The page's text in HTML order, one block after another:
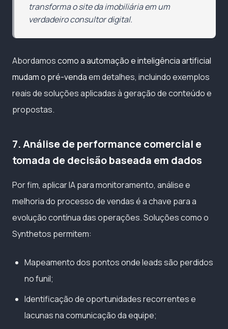
transforma o site da imobiliária em um
verdadeiro consultor digital.
Abordamoscomo a automação e inteligência artificial
mudam o pré-vendaem detalhes, incluindo exemplos
reais de soluções aplicadas à geração de conteúdo e
propostas.
7. Análise de performance comercial e
tomada de decisão baseada em dados
Por fim, aplicar IA para monitoramento, análise e
melhoria do processo de vendas é a chave para a
evolução contínua das operações. Soluções como o
Synthetos permitem:
Mapeamento dos pontos onde leads são perdidos
no funil;
Identificação de oportunidades recorrentes e
lacunas na comunicação da equipe;